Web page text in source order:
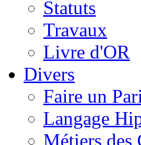
Statuts
Travaux
Livre d'OR
Divers
Faire un
Langage
Métiers des